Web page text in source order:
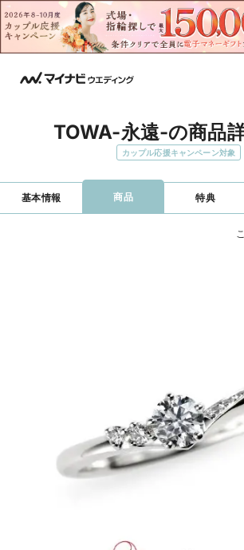
TOWA-永遠-の商品
カップル応援キャンペーン対象
基本情報 商品 特典